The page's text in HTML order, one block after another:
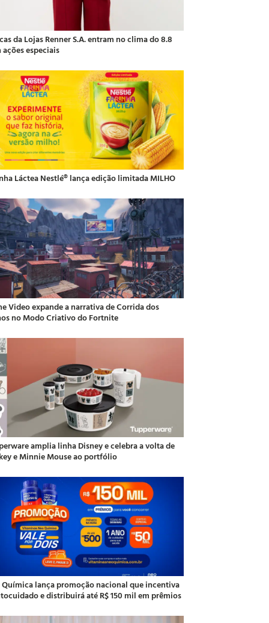
da Lojas Renner S.A. entram no clima do 8.8
ações especiais
Láctea Nestlé® lança edição limitada MILHO
Video expande a narrativa de Corrida dos
no Modo Criativo do Fortnite
amplia linha Disney e celebra a volta de
e Minnie Mouse ao portfólio
Química lança promoção nacional que incentiva
e distribuirá até R$ 150 mil em prêmios